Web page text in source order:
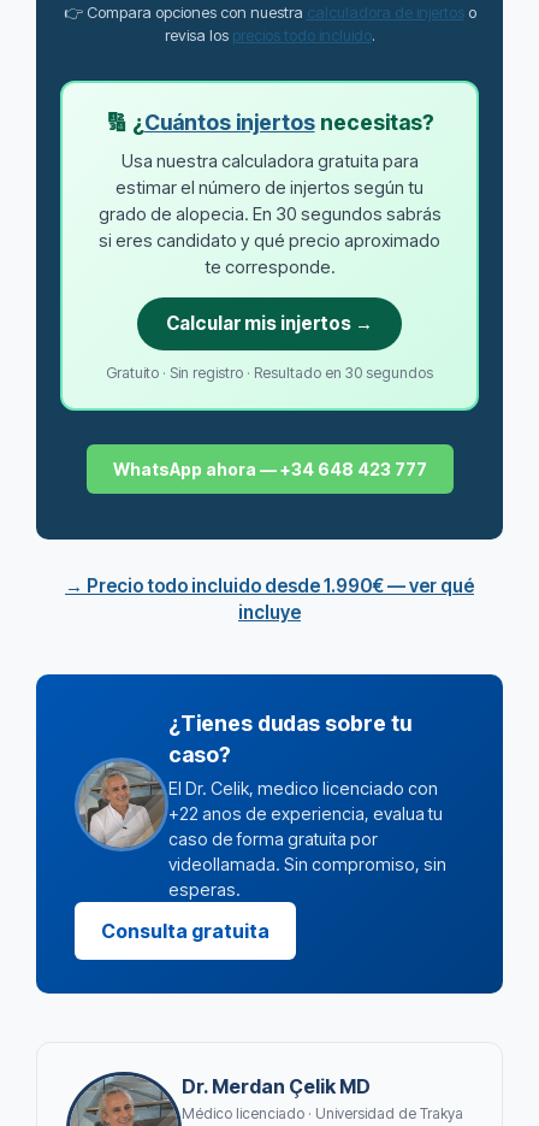
👉 Compara opciones con nuestra calculadora de injertoso
revisa los precios todo incluido.
🔢 ¿Cuántos injertosnecesitas?
Usa nuestra calculadora gratuita para
estimar el número de injertos según tu
grado de alopecia. En 30 segundos sabrás
si eres candidato y qué precio aproximado
te corresponde.
Calcular mis injertos →
Gratuito · Sin registro · Resultado en 30 segundos
WhatsApp ahora — +34 648 423 777
→ Precio todo incluido desde 1.990€ — ver qué
incluye
¿Tienes dudas sobre tu
caso?
El Dr. Celik, medico licenciado con
+22 anos de experiencia, evalua tu
caso de forma gratuita por
videollamada. Sin compromiso, sin
esperas.
Consulta gratuita
Dr. Merdan Çelik MD
Médico licenciado · Universidad de Trakya